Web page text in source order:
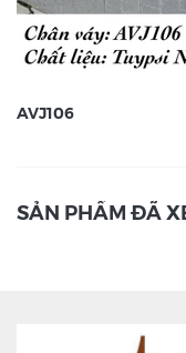
AVJ106
SẢN PHẨM ĐÃ